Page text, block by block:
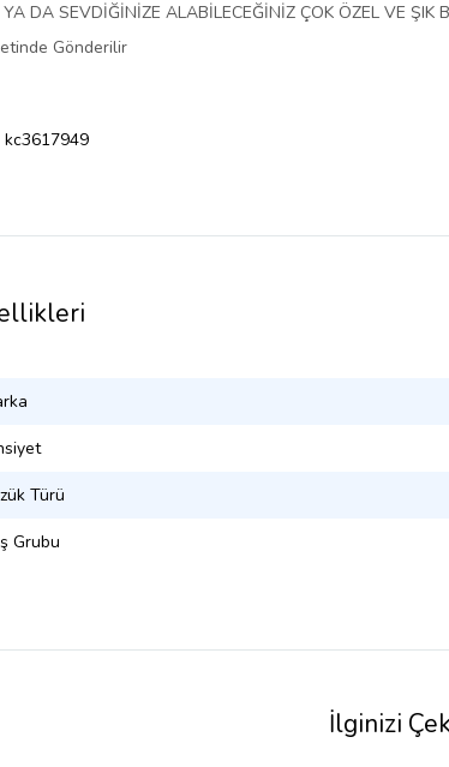
DA SEVDİĞİNİZE ALABİLECEĞİNİZ ÇOK ÖZEL VE ŞIK
Gönderilir
kc3617949
Türü
Grubu
İlginizi